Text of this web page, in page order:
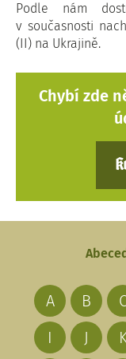
Podle nám
v současnosti
(II) na Ukrajině.
Chybí zde
A B
I
J